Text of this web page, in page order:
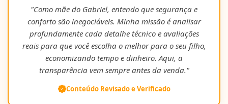
"Como mãe do Gabriel, entendo que segurança e
conforto são inegociáveis. Minha missão é analisar
profundamente cada detalhe técnico e avaliações
reais para que você escolha o melhor para o seu filho,
economizando tempo e dinheiro. Aqui, a
transparência vem sempre antes da venda."
Conteúdo Revisado e Verificado